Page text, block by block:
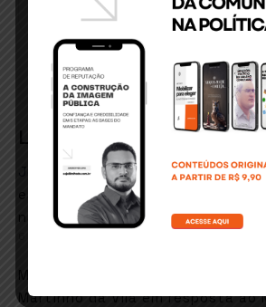
Latest Comments
José Matos conceicaoem
esportes e lazer quer retorno de
natação em fevereiro
Marcos goes
Martinho da Vila em resposta ao